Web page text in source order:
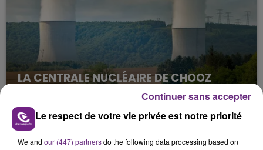
LA CENTRALE NUCLÉAIRE DE CHOOZ
Cela fait déjà une semaine que la centrale
nucléaire ardennaise est à l'arrêt. Une situation
justifiée par la sécheresse intense qui est toujours
Le respect de votre vie privée est notre priorité
We and our (447) partnersdo the following data processing based on
Continuer sans accepter